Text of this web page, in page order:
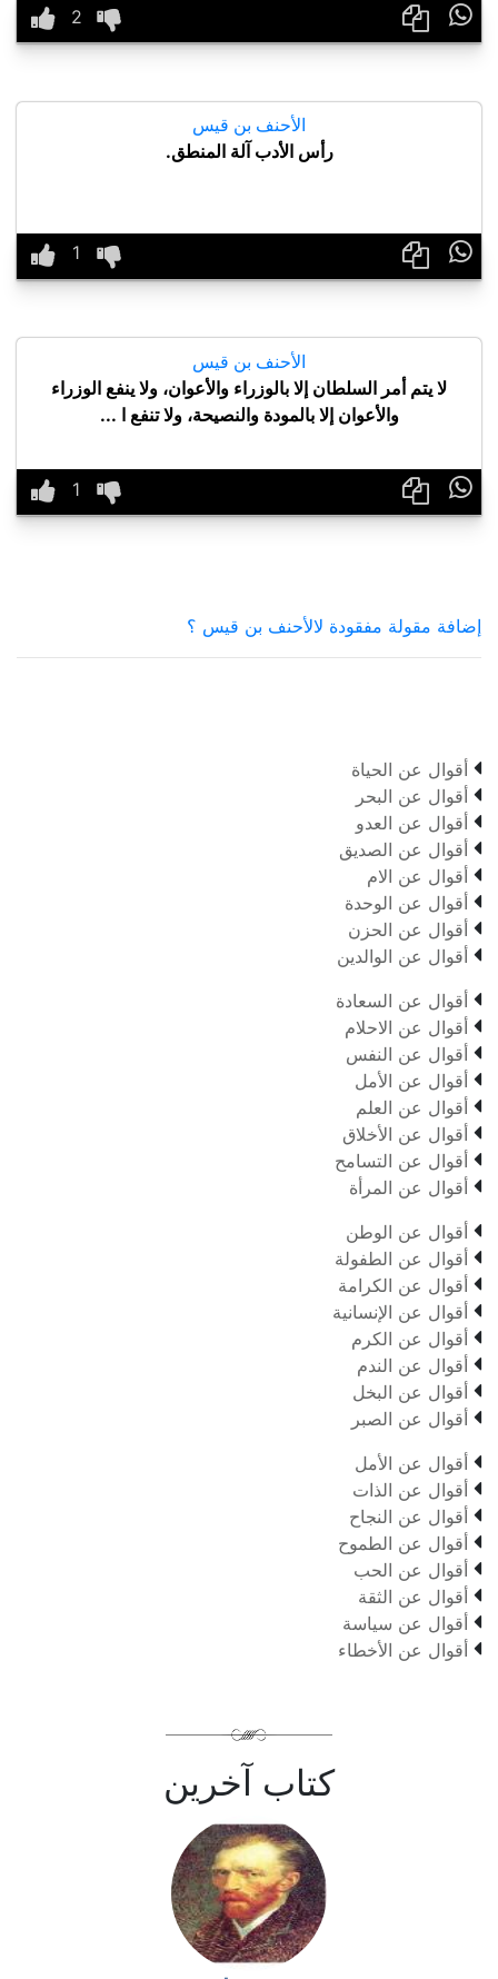

الأحنف بن قيس
رأس الأدب آلة المنطق.

الأحنف بن قيس
لا يتم أمر السلطان إلا بالوزراء والأعوان، ولا ينفع الوزراء
والأعوان إلا بالمودة والنصيحة، ولا تنفع ا ...

إضافة مقولة مفقودة لالأحنف بن قيس ؟
 أقوال عن الحياة
 أقوال عن البحر
 أقوال عن العدو
 أقوال عن الصديق
 أقوال عن الام
 أقوال عن الوحدة
 أقوال عن الحزن
 أقوال عن الوالدين
 أقوال عن السعادة
 أقوال عن الاحلام
 أقوال عن النفس
 أقوال عن الأمل
 أقوال عن العلم
 أقوال عن الأخلاق
 أقوال عن التسامح
 أقوال عن المرأة
 أقوال عن الوطن
 أقوال عن الطفولة
 أقوال عن الكرامة
 أقوال عن الإنسانية
 أقوال عن الكرم
 أقوال عن الندم
 أقوال عن البخل
 أقوال عن الصبر
 أقوال عن الأمل
 أقوال عن الذات
 أقوال عن النجاح
 أقوال عن الطموح
 أقوال عن الحب
 أقوال عن الثقة
 أقوال عن سياسة
 أقوال عن الأخطاء
كتاب آخرين